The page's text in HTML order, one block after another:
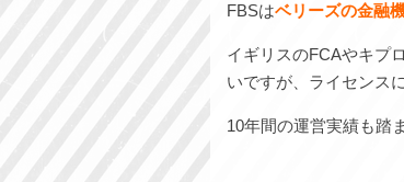
FBSはベリーズの金融
イギリスのFCAやキプ
いですが、ライセンス
10年間の運営実績も踏